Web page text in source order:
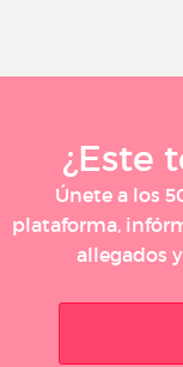
¿Este
Únete a los
plataforma,
allegados